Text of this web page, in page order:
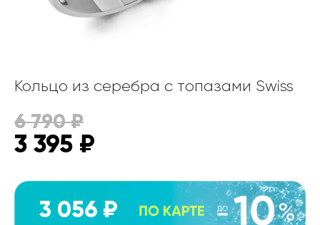
Кольцо из серебра с топазами Swiss
6 790₽
3 395 ₽
3 056 ₽